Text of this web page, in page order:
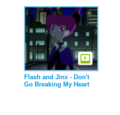
Flash and Jinx - Don't
Go Breaking My Heart